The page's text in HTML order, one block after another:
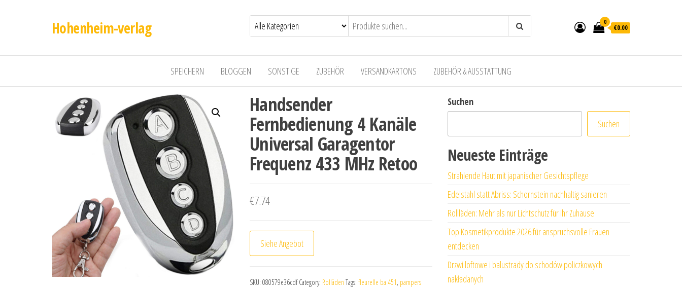
Hohenheim-verlag 0
€0.00
SPEICHERN BLOGGEN SONSTIGE ZUBEHÖR VERSANDKARTONS ZUBEHÖR & AUSSTATTUNG
Handsender
Fernbedienung 4 Kanäle
Universal Garagentor
Frequenz 433 MHz Retoo
€7.74
Siehe Angebot
SKU: 080579e36cdf Category: Rolläden Tags: fleurelle ba 451, pampers
Suchen
Suchen
Neueste Einträge
Strahlende Haut mit japanischer Gesichtspflege
Edelstahl statt Abriss: Schornstein nachhaltig sanieren
Rollläden: Mehr als nur Lichtschutz für Ihr Zuhause
Top Kosmetikprodukte 2026 für anspruchsvolle Frauen
entdecken
Drzwi loftowe i balustrady do schodów policzkowych
nakładanych